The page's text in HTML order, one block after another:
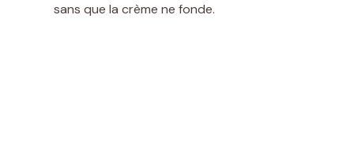
sans que la crème ne fonde.